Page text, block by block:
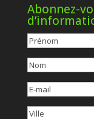
Abonnez-